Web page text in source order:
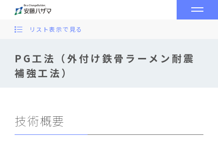
PG工法（外付け鉄骨ラーメン耐震
補強工法）
リスト表示で見る
技術概要